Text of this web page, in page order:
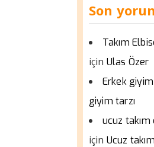
Son
Takım
için Ulas Özer
Erkek giyim
giyim tarzı
ucuz
için Ucuz